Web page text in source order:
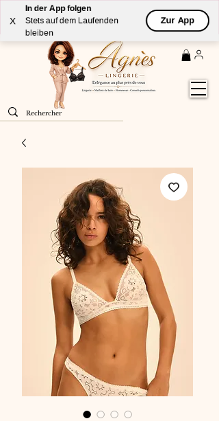
X
In der App folgen
Stets auf dem Laufenden
bleiben
Zur App
LivraisonGRATUITE (à partir de 59€) à domicile par
Colissimo en France métropolitaine